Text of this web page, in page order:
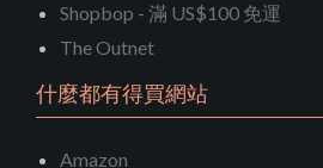
Shopbop - 滿 US$100 免運
The Outnet
什麼都有得買網站
Amazon